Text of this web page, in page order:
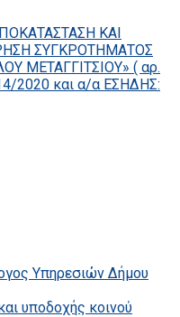
ΚΑΙ
ΣΥΓΚΡΟΤΗΜΑΤΟΣ
ΜΕΤΑΓΓΙΤΣΙΟΥ» ( αρ.
2020 και α/α ΕΣΗΔΗΣ:
Υπηρεσιών Δήμου
υποδοχής κοινού